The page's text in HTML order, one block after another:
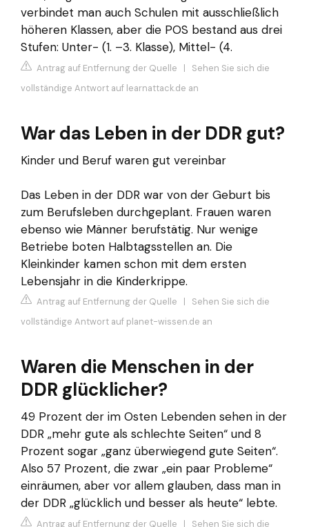
verbindet man auch Schulen mit ausschließlich
höheren Klassen, aber die POS bestand aus drei
Stufen: Unter- (1. –3. Klasse), Mittel- (4.
Antrag auf Entfernung der Quelle | Sehen Sie sich die
vollständige Antwort auf learnattack.de an
War das Leben in der DDR gut?
Kinder und Beruf waren gut vereinbar
Das Leben in der DDR war von der Geburt bis
zum Berufsleben durchgeplant. Frauen waren
ebenso wie Männer berufstätig. Nur wenige
Betriebe boten Halbtagsstellen an. Die
Kleinkinder kamen schon mit dem ersten
Lebensjahr in die Kinderkrippe.
Antrag auf Entfernung der Quelle | Sehen Sie sich die
vollständige Antwort auf planet-wissen.de an
Waren die Menschen in der
DDR glücklicher?
49 Prozent der im Osten Lebenden sehen in der
DDR „mehr gute als schlechte Seiten“ und 8
Prozent sogar „ganz überwiegend gute Seiten“.
Also 57 Prozent, die zwar „ein paar Probleme“
einräumen, aber vor allem glauben, dass man in
der DDR „glücklich und besser als heute“ lebte.
Antrag auf Entfernung der Quelle | Sehen Sie sich die